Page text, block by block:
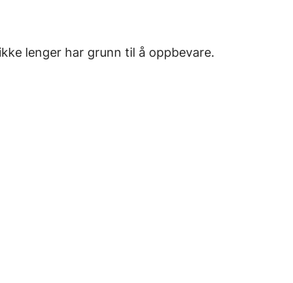
lenger har grunn til å oppbevare.